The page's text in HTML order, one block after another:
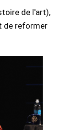
de l'art),
de reformer